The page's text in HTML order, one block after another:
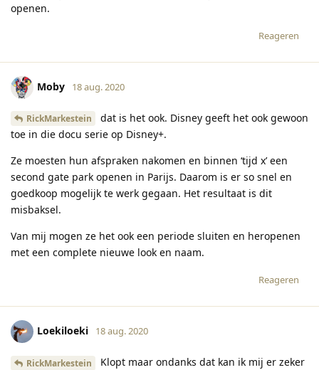
openen.
Reageren
Moby 18 aug. 2020
RickMarkestein
dat is het ook. Disney geeft het ook gewoon
toe in die docu serie op Disney+.
Ze moesten hun afspraken nakomen en binnen ‘tijd x’ een
second gate park openen in Parijs. Daarom is er so snel en
goedkoop mogelijk te werk gegaan. Het resultaat is dit
misbaksel.
Van mij mogen ze het ook een periode sluiten en heropenen
met een complete nieuwe look en naam.
Reageren
Loekiloeki 18 aug. 2020
RickMarkestein
Klopt maar ondanks dat kan ik mij er zeker